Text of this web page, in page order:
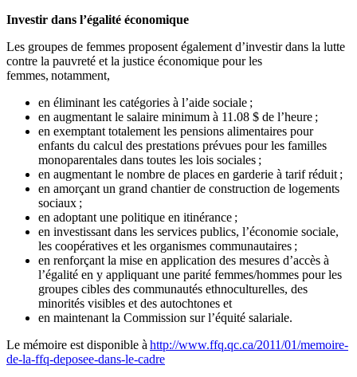
Investir dans l’égalité économique
Les groupes de femmes proposent également d’investir dans la lutte
contre la pauvreté et la justice économique pour les
femmes, notamment,
en éliminant les catégories à l’aide sociale ;
en augmentant le salaire minimum à 11.08 $ de l’heure ;
en exemptant totalement les pensions alimentaires pour
enfants du calcul des prestations prévues pour les familles
monoparentales dans toutes les lois sociales ;
en augmentant le nombre de places en garderie à tarif réduit ;
en amorçant un grand chantier de construction de logements
sociaux ;
en adoptant une politique en itinérance ;
en investissant dans les services publics, l’économie sociale,
les coopératives et les organismes communautaires ;
en renforçant la mise en application des mesures d’accès à
l’égalité en y appliquant une parité femmes/hommes pour les
groupes cibles des communautés ethnoculturelles, des
minorités visibles et des autochtones et
en maintenant la Commission sur l’équité salariale.
Le mémoire est disponible à http://www.ffq.qc.ca/2011/01/memoire-
de-la-ffq-deposee-dans-le-cadre